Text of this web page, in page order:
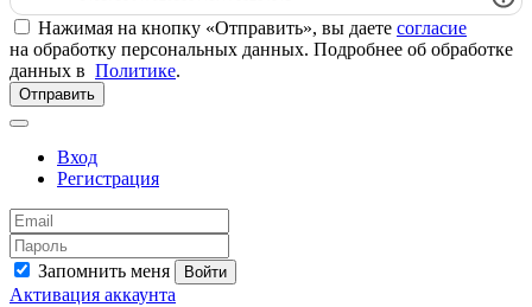
Нажимая на кнопку «Отправить», вы даете согласие
на обработку персональных данных. Подробнее об обработке
данных в Политике.
Отправить
Вход
Регистрация
Запомнить меня Войти
Активация аккаунта